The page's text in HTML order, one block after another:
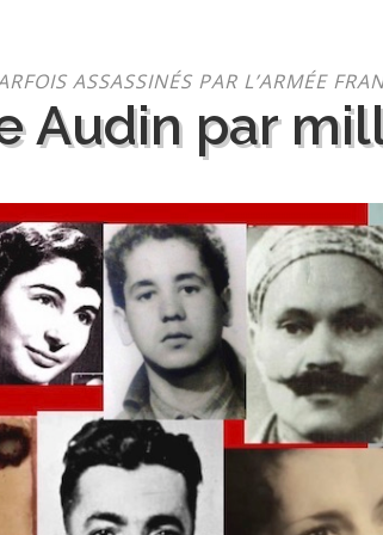
ASSASSINÉS PAR L’ARMÉE
Audin par